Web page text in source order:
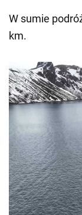
W sumie
km.